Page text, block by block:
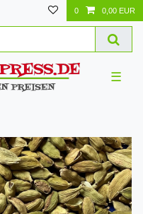
0 0,00 EUR
☰